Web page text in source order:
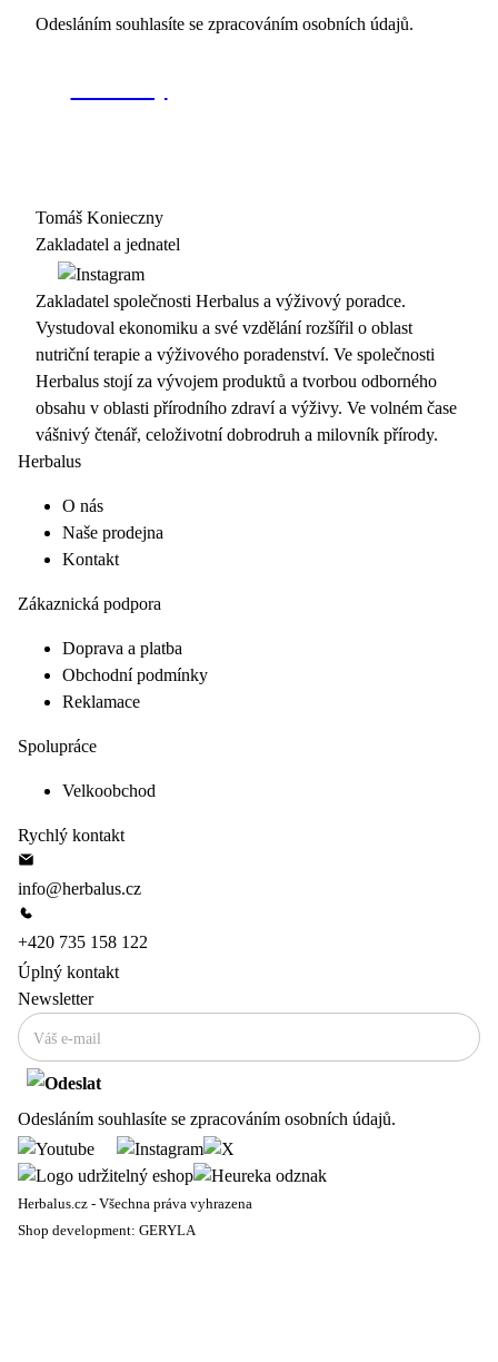
Odesláním souhlasíte se zpracováním osobních údajů.
Tomáš Konieczny
Zakladatel a jednatel
Zakladatel společnosti Herbalus a výživový poradce.
Vystudoval ekonomiku a své vzdělání rozšířil o oblast
nutriční terapie a výživového poradenství. Ve společnosti
Herbalus stojí za vývojem produktů a tvorbou odborného
obsahu v oblasti přírodního zdraví a výživy. Ve volném čase
vášnivý čtenář, celoživotní dobrodruh a milovník přírody.
Herbalus
O nás
Naše prodejna
Kontakt
Zákaznická podpora
Doprava a platba
Obchodní podmínky
Reklamace
Spolupráce
Velkoobchod
Rychlý kontakt
info@herbalus.cz
+420 735 158 122
Úplný kontakt
Newsletter
Odesláním souhlasíte se zpracováním osobních údajů.
Herbalus.cz - Všechna práva vyhrazena
Shop development: GERYLA